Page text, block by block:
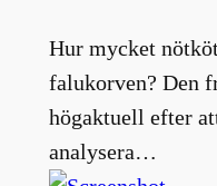
Hur mycket
falukorven? Den
högaktuell efter
analysera…